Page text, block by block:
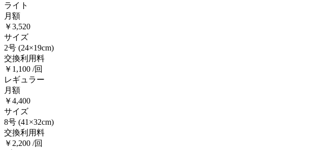
ライト
月額
￥3,520
サイズ
2号 (24×19cm)
交換利用料
￥1,100 /回
レギュラー
月額
￥4,400
サイズ
8号 (41×32cm)
交換利用料
￥2,200 /回